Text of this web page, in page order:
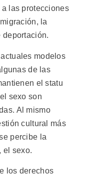
las protecciones
la
deportación.
modelos
de las
el statu
sexo son
Al mismo
cultural más
percibe la
el sexo.
los derechos